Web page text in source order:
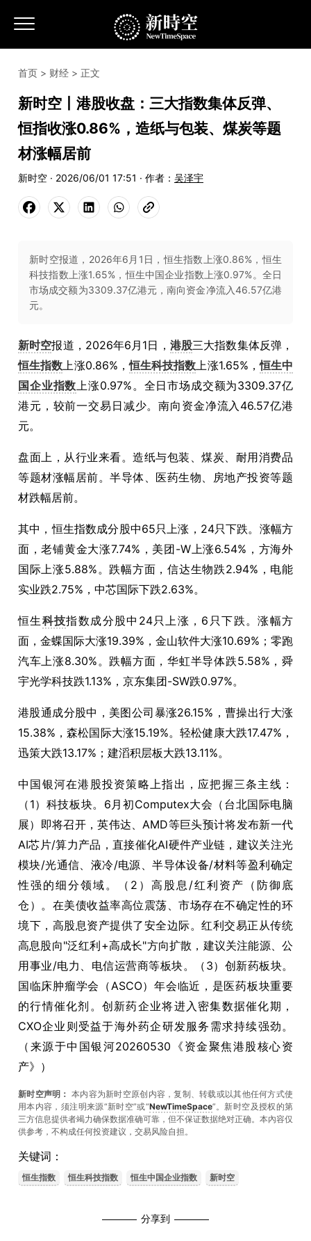
首页 > 财经 > 正文
新时空丨港股收盘：三大指数集体反弹、
恒指收涨0.86%，造纸与包装、煤炭等题
材涨幅居前
新时空 · 2026/06/01 17:51 · 作者： 吴泽宇
新时空报道，2026年6月1日，恒生指数上涨0.86%，恒生
科技指数上涨1.65%，恒生中国企业指数上涨0.97%。全日
市场成交额为3309.37亿港元，南向资金净流入46.57亿港
元。
新时空报道，2026年6月1日， 港股三大指数集体反弹，
恒生指数上涨0.86%，恒生科技指数上涨1.65%，恒生中
国企业指数上涨0.97%。全日市场成交额为3309.37亿
港元，较前一交易日减少。南向资金净流入46.57亿港
元。
盘面上，从行业来看。造纸与包装、煤炭、耐用消费品
等题材涨幅居前。半导体、医药生物、房地产投资等题
材跌幅居前。
其中，恒生指数成分股中65只上涨，24只下跌。涨幅方
面，老铺黄金大涨7.74%，美团-W上涨6.54%，方海外
国际上涨5.88%。跌幅方面，信达生物跌2.94%，电能
实业跌2.75%，中芯国际下跌2.63%。
恒生科技指数成分股中24只上涨，6只下跌。涨幅方
面，金蝶国际大涨19.39%，金山软件大涨10.69%；零跑
汽车上涨8.30%。跌幅方面，华虹半导体跌5.58%，舜
宇光学科技跌1.13%，京东集团-SW跌0.97%。
港股通成分股中，美图公司暴涨26.15%，曹操出行大涨
15.38%，森松国际大涨15.19%。轻松健康大跌17.47%，
迅策大跌13.17%；建滔积层板大跌13.11%。
中国银河在港股投资策略上指出，应把握三条主线：
（1）科技板块。6月初Computex大会（台北国际电脑
展）即将召开，英伟达、AMD等巨头预计将发布新一代
AI芯片/算力产品，直接催化AI硬件产业链，建议关注光
模块/光通信、液冷/电源、半导体设备/材料等盈利确定
性强的细分领域。（2）高股息/红利资产（防御底
仓）。在美债收益率高位震荡、市场存在不确定性的环
境下，高股息资产提供了安全边际。红利交易正从传统
高息股向"泛红利+高成长"方向扩散，建议关注能源、公
用事业/电力、电信运营商等板块。（3）创新药板块。
国临床肿瘤学会（ASCO）年会临近，是医药板块重要
的行情催化剂。创新药企业将进入密集数据催化期，
CXO企业则受益于海外药企研发服务需求持续强劲。
（来源于中国银河20260530《资金聚焦港股核心资
产》）
新时空声明： 本内容为新时空原创内容，复制、转载或以其他任何方式使
用本内容，须注明来源“新时空”或“NewTimeSpace”。新时空及授权的第
三方信息提供者竭力确保数据准确可靠，但不保证数据绝对正确。本內容仅
供参考，不构成任何投资建议，交易风险自担。
关键词：
恒生指数 恒生科技指数 恒生中国企业指数 新时空
分享到